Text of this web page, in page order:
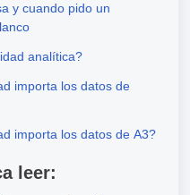
y cuando pido un
analítica?
importa los datos de
importa los datos de A3?
leer: